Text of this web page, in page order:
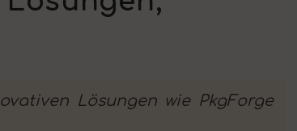
Lösungen wie PkgForge